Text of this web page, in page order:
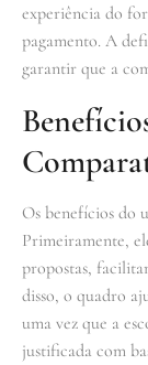
experiência do
pagamento. A
garantir que a
Os benefícios do
Primeiramente,
propostas,
disso, o quadro
uma vez que a
justificada com